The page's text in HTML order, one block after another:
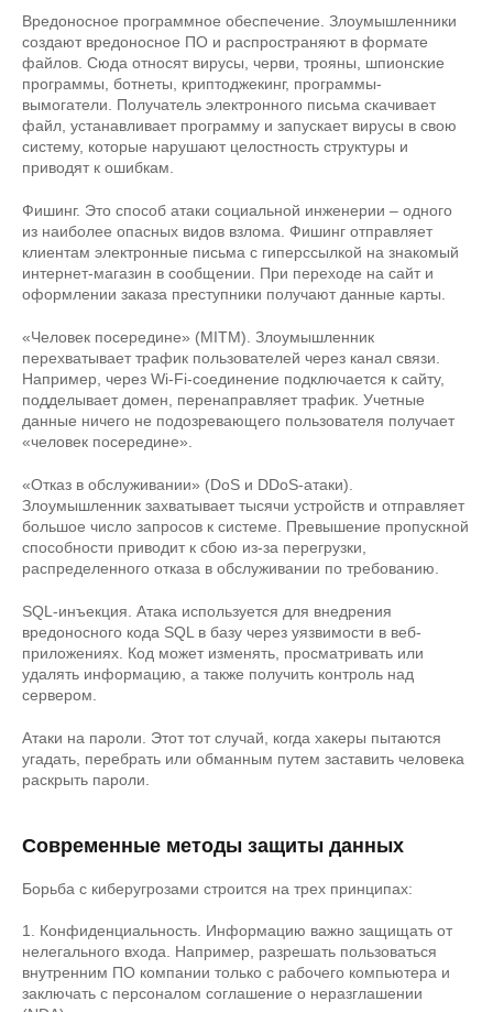
Вредоносное программное обеспечение. Злоумышленники
создают вредоносное ПО и распространяют в формате
файлов. Сюда относят вирусы, черви, трояны, шпионские
программы, ботнеты, криптоджекинг, программы-
вымогатели. Получатель электронного письма скачивает
файл, устанавливает программу и запускает вирусы в свою
систему, которые нарушают целостность структуры и
приводят к ошибкам.
Фишинг. Это способ атаки социальной инженерии – одного
из наиболее опасных видов взлома. Фишинг отправляет
клиентам электронные письма с гиперссылкой на знакомый
интернет-магазин в сообщении. При переходе на сайт и
оформлении заказа преступники получают данные карты.
«Человек посередине» (MITM). Злоумышленник
перехватывает трафик пользователей через канал связи.
Например, через Wi-Fi-соединение подключается к сайту,
подделывает домен, перенаправляет трафик. Учетные
данные ничего не подозревающего пользователя получает
«человек посередине».
«Отказ в обслуживании» (DoS и DDoS-атаки).
Злоумышленник захватывает тысячи устройств и отправляет
большое число запросов к системе. Превышение пропускной
способности приводит к сбою из-за перегрузки,
распределенного отказа в обслуживании по требованию.
SQL-инъекция. Атака используется для внедрения
вредоносного кода SQL в базу через уязвимости в веб-
приложениях. Код может изменять, просматривать или
удалять информацию, а также получить контроль над
сервером.
Атаки на пароли. Этот тот случай, когда хакеры пытаются
угадать, перебрать или обманным путем заставить человека
раскрыть пароли.
Современные методы защиты данных
Борьба с киберугрозами строится на трех принципах:
1. Конфиденциальность. Информацию важно защищать от
нелегального входа. Например, разрешать пользоваться
внутренним ПО компании только с рабочего компьютера и
заключать с персоналом соглашение о неразглашении